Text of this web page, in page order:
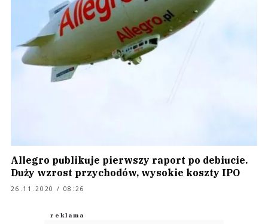
Allegro publikuje pierwszy raport po debiucie.
Duży wzrost przychodów, wysokie koszty IPO
26.11.2020 / 08:26